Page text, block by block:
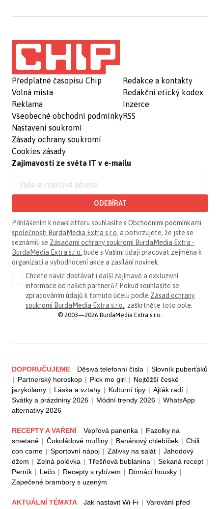
Předplatné časopisu Chip
Volná místa
Reklama
Všeobecné obchodní podmínky
Nastavení soukromí
Zásady ochrany soukromí
Cookies zásady
Redakce a kontakty
Redakční etický kodex
Inzerce
RSS
Zajímavosti ze světa IT v e-mailu
ODEBÍRAT
Přihlášením k newsletteru souhlasíte s Obchodními podmínkami
společnosti BurdaMedia Extra s.r.o. a potvrzujete, že jste se
seznámili se Zásadami ochrany soukromí BurdaMedia Extra -
BurdaMedia Extra s.r.o. bude s Vašimi údaji pracovat zejména k
organizaci a vyhodnocení akce a zasílání novinek.
Chcete navíc dostávat i další zajímavé a exkluzivní
informace od našich partnerů? Pokud souhlasíte se
zpracováním údajů k tomuto účelu podle Zásad ochrany
soukromí BurdaMedia Extra s.r.o. , zaškrtněte toto pole.
© 2003—2026 BurdaMedia Extra s.r.o.
DOPORUČUJEME Děsivá telefonní čísla | Slovník puberťáků
| Partnerský horoskop | Pick me girl | Nejtěžší české
jazykolamy | Láska a vztahy | Kulturní tipy | Ajťák radí |
Svátky a prázdniny 2026 | Módní trendy 2026 | WhatsApp
alternativy 2026
RECEPTY A VAŘENÍ Vepřová panenka | Fazolky na
smetaně | Čokoládové muffiny | Banánový chlebíček | Chili
con carne | Sportovní nápoj | Zálivky na salát | Jahodový
džem | Zelná polévka | Třešňová bublanina | Sekaná recept |
Perník | Lečo | Recepty s rybízem | Domácí housky |
Zapečené brambory s uzeným
AKTUÁLNÍ TÉMATA Jak nastavit Wi-Fi | Varování před